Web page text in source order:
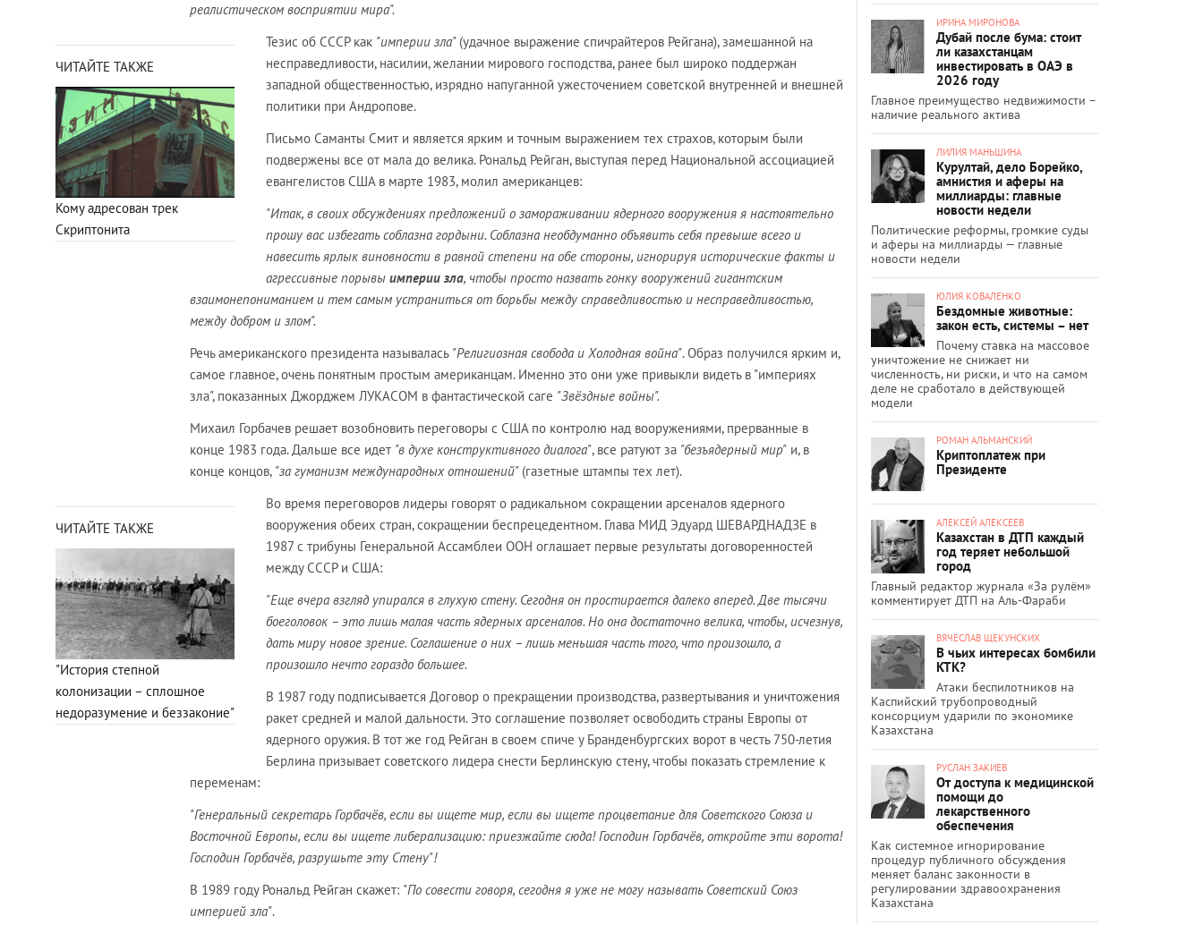
реалистическом восприятии мира".
ЧИТАЙТЕ ТАКЖЕ
Кому адресован трек
Скриптонита
Тезис об СССР как "империи зла" (удачное выражение спичрайтеров Рейгана), замешанной на
несправедливости, насилии, желании мирового господства, ранее был широко поддержан
западной общественностью, изрядно напуганной ужесточением советской внутренней и внешней
политики при Андропове.
Письмо Саманты Смит и является ярким и точным выражением тех страхов, которым были
подвержены все от мала до велика. Рональд Рейган, выступая перед Национальной ассоциацией
евангелистов США в марте 1983, молил американцев:
"Итак, в своих обсуждениях предложений о замораживании ядерного вооружения я настоятельно
прошу вас избегать соблазна гордыни. Соблазна необдуманно объявить себя превыше всего и
навесить ярлык виновности в равной степени на обе стороны, игнорируя исторические факты и
агрессивные порывы империи зла, чтобы просто назвать гонку вооружений гигантским
взаимонепониманием и тем самым устраниться от борьбы между справедливостью и несправедливостью,
между добром и злом".
Речь американского президента называлась "Религиозная свобода и Холодная война". Образ получился ярким и,
самое главное, очень понятным простым американцам. Именно это они уже привыкли видеть в "империях
зла", показанных Джорджем ЛУКАСОМ в фантастической саге "Звёздные войны".
Михаил Горбачев решает возобновить переговоры с США по контролю над вооружениями, прерванные в
конце 1983 года. Дальше все идет "в духе конструктивного диалога", все ратуют за "безъядерный мир" и, в
конце концов, "за гуманизм международных отношений" (газетные штампы тех лет).
ЧИТАЙТЕ ТАКЖЕ
"История степной
колонизации – сплошное
недоразумение и беззаконие"
Во время переговоров лидеры говорят о радикальном сокращении арсеналов ядерного
вооружения обеих стран, сокращении беспрецедентном. Глава МИД Эдуард ШЕВАРДНАДЗЕ в
1987 с трибуны Генеральной Ассамблеи ООН оглашает первые результаты договоренностей
между СССР и США:
"Еще вчера взгляд упирался в глухую стену. Сегодня он простирается далеко вперед. Две тысячи
боеголовок – это лишь малая часть ядерных арсеналов. Но она достаточно велика, чтобы, исчезнув,
дать миру новое зрение. Соглашение о них – лишь меньшая часть того, что произошло, а
произошло нечто гораздо большее.
В 1987 году подписывается Договор о прекращении производства, развертывания и уничтожения
ракет средней и малой дальности. Это соглашение позволяет освободить страны Европы от
ядерного оружия. В тот же год Рейган в своем спиче у Бранденбургских ворот в честь 750-летия
Берлина призывает советского лидера снести Берлинскую стену, чтобы показать стремление к
переменам:
"Генеральный секретарь Горбачёв, если вы ищете мир, если вы ищете процветание для Советского Союза и
Восточной Европы, если вы ищете либерализацию: приезжайте сюда! Господин Горбачёв, откройте эти ворота!
Господин Горбачёв, разрушьте эту Стену"!
В 1989 году Рональд Рейган скажет: "По совести говоря, сегодня я уже не могу называть Советский Союз
империей зла".
ИРИНА МИРОНОВА
Дубай после бума: стоит
ли казахстанцам
инвестировать в ОАЭ в
2026 году
Главное преимущество недвижимости –
наличие реального актива
ЛИЛИЯ МАНЬШИНА
Курултай, дело Борейко,
амнистия и аферы на
миллиарды: главные
новости недели
Политические реформы, громкие суды
и аферы на миллиарды — главные
новости недели
ЮЛИЯ КОВАЛЕНКО
Бездомные животные:
закон есть, системы – нет
Почему ставка на массовое
уничтожение не снижает ни
численность, ни риски, и что на самом
деле не сработало в действующей
модели
РОМАН АЛЬМАНСКИЙ
Криптоплатеж при
Президенте
АЛЕКСЕЙ АЛЕКСЕЕВ
Казахстан в ДТП каждый
год теряет небольшой
город
Главный редактор журнала «За рулём»
комментирует ДТП на Аль-Фараби
ВЯЧЕСЛАВ ЩЕКУНСКИХ
В чьих интересах бомбили
КТК?
Атаки беспилотников на
Каспийский трубопроводный
консорциум ударили по экономике
Казахстана
РУСЛАН ЗАКИЕВ
От доступа к медицинской
помощи до
лекарственного
обеспечения
Как системное игнорирование
процедур публичного обсуждения
меняет баланс законности в
регулировании здравоохранения
Казахстана